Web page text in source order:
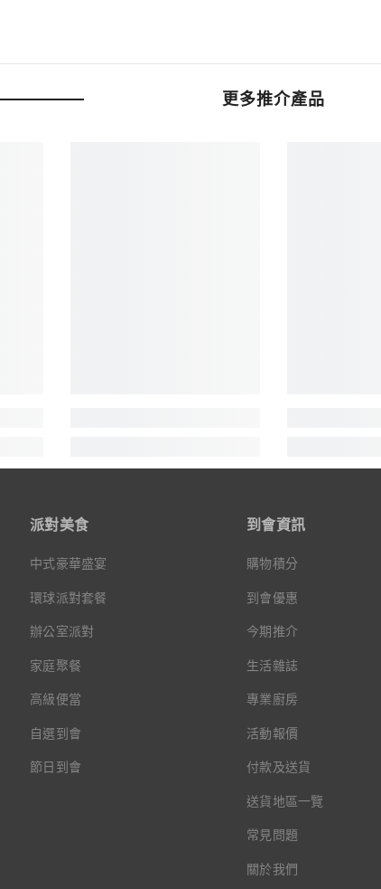
更多推介產品
派對美食
中式豪華盛宴
環球派對套餐
辦公室派對
家庭聚餐
高級便當
自選到會
節日到會
到會資訊
購物積分
到會優惠
今期推介
生活雜誌
專業廚房
活動報價
付款及送貨
送貨地區一覽
常見問題
關於我們